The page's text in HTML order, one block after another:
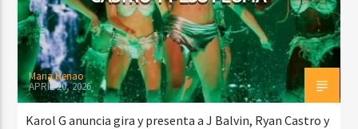
Maria Henao
APRIL 20, 2026
Karol G anuncia gira y presenta a J Balvin, Ryan Castro y